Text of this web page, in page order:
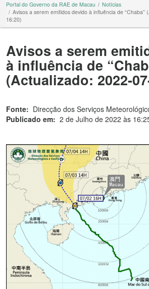
Portal do Governo da RAE de Macau
Notícias
Avisos a serem emitidos devido à influência de “Chaba”
16:20)
Avisos a serem
à influência de
(Actualizado: 2022-
Fonte: Direcção dos Serviços
Publicado em: 2 de Julho de 2022 às